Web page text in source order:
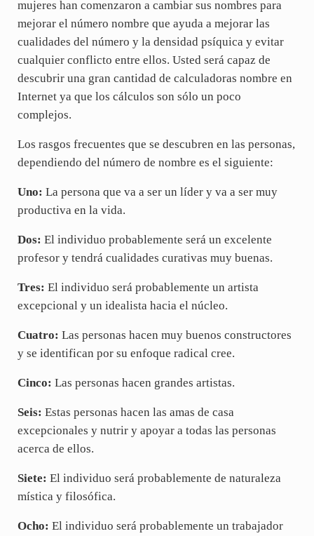
mujeres han comenzaron a cambiar sus nombres para
mejorar el número nombre que ayuda a mejorar las
cualidades del número y la densidad psíquica y evitar
cualquier conflicto entre ellos. Usted será capaz de
descubrir una gran cantidad de calculadoras nombre en
Internet ya que los cálculos son sólo un poco
complejos.
Los rasgos frecuentes que se descubren en las personas,
dependiendo del número de nombre es el siguiente:
Uno: La persona que va a ser un líder y va a ser muy
productiva en la vida.
Dos: El individuo probablemente será un excelente
profesor y tendrá cualidades curativas muy buenas.
Tres: El individuo será probablemente un artista
excepcional y un idealista hacia el núcleo.
Cuatro: Las personas hacen muy buenos constructores
y se identifican por su enfoque radical cree.
Cinco: Las personas hacen grandes artistas.
Seis: Estas personas hacen las amas de casa
excepcionales y nutrir y apoyar a todas las personas
acerca de ellos.
Siete: El individuo será probablemente de naturaleza
mística y filosófica.
Ocho: El individuo será probablemente un trabajador